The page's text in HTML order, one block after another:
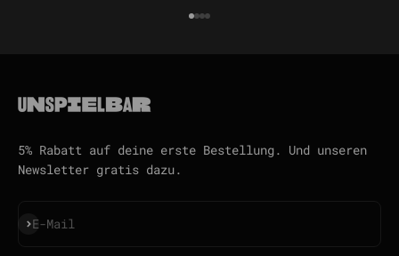
Gehe zu Element 1
Gehe zu Element 2
Gehe zu Element 3
Gehe zu Element 4
5% Rabatt auf deine erste Bestellung. Und unseren
Newsletter gratis dazu.
E-Mail
Abonnieren